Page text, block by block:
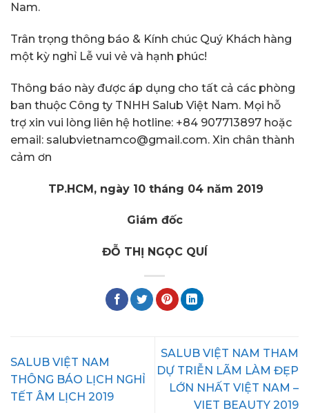
Nam.
Trân trọng thông báo & Kính chúc Quý Khách hàng
một kỳ nghỉ Lễ vui vẻ và hạnh phúc!
Thông báo này được áp dụng cho tất cả các phòng
ban thuộc Công ty TNHH Salub Việt Nam. Mọi hỗ
trợ xin vui lòng liên hệ hotline: +84 907713897 hoặc
email: salubvietnamco@gmail.com. Xin chân thành
cảm ơn
TP.HCM, ngày 10 tháng 04 năm 2019
Giám đốc
ĐỖ THỊ NGỌC QUÍ
SALUB VIỆT NAM
THÔNG BÁO LỊCH NGHỈ
TẾT ÂM LỊCH 2019
SALUB VIỆT NAM THAM
DỰ TRIỄN LÃM LÀM ĐẸP
LỚN NHẤT VIỆT NAM –
VIET BEAUTY 2019